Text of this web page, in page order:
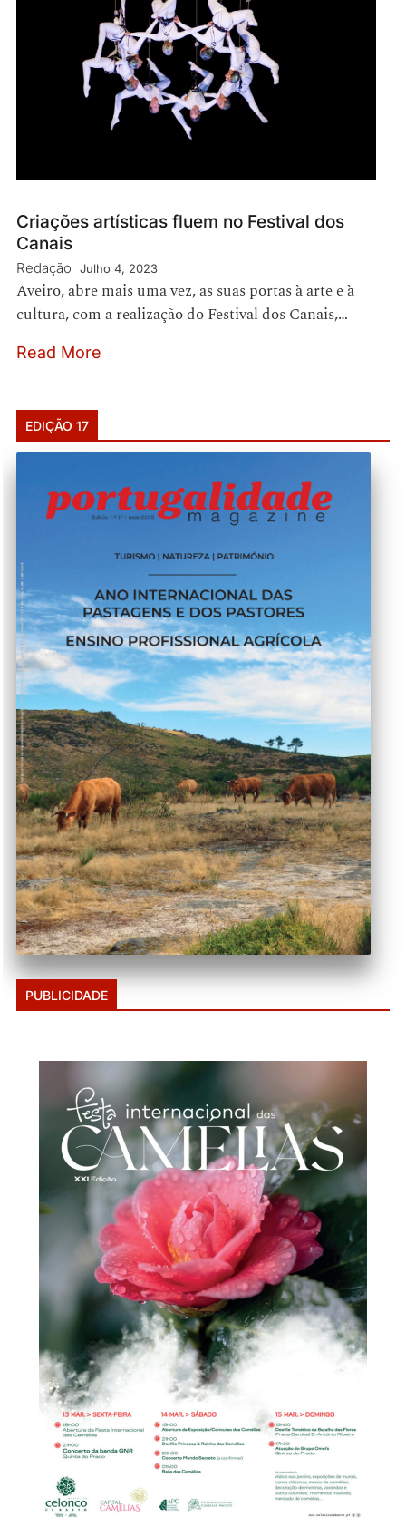
Criações artísticas fluem no Festival dos
Canais
Redação Julho 4, 2023
Aveiro, abre mais uma vez, as suas portas à arte e à
cultura, com a realização do Festival dos Canais,…
Read More
EDIÇÃO 17
PUBLICIDADE